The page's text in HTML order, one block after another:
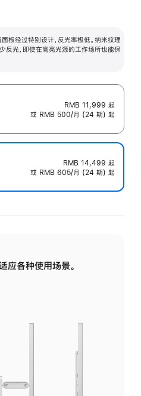
板经过特别设计，反光率极低。纳米纹理
反光，即使在高亮光源的工作场所也能保
RMB 11,999 起
或 RMB 500/月 (24 期) 起
RMB 14,499 起
或 RMB 605/月 (24 期) 起
应各种使用场景。